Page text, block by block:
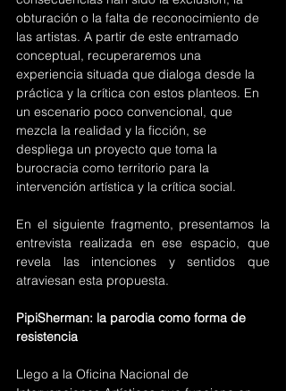
obturación o la falta de reconocimiento de
las artistas. A partir de este entramado
conceptual, recuperaremos una
experiencia situada que dialoga desde la
práctica y la crítica con estos planteos. En
un escenario poco convencional, que
mezcla la realidad y la ficción, se
despliega un proyecto que toma la
burocracia como territorio para la
intervención artística y la crítica social.
En el siguiente fragmento, presentamos la
entrevista realizada en ese espacio, que
revela las intenciones y sentidos que
atraviesan esta propuesta.
PipiSherman: la parodia como forma de
resistencia
Llego a la Oficina Nacional de